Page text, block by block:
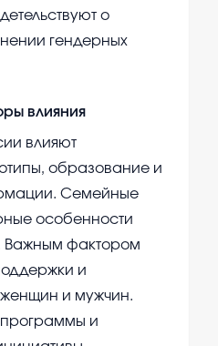
о
гендерных
влияния
влияют
образование и
Семейные
особенности
Важным фактором
и
и мужчин.
и